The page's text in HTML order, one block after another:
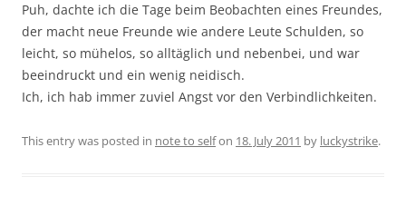
Puh, dachte ich die Tage beim Beobachten eines Freundes,
der macht neue Freunde wie andere Leute Schulden, so
leicht, so mühelos, so alltäglich und nebenbei, und war
beeindruckt und ein wenig neidisch.
Ich, ich hab immer zuviel Angst vor den Verbindlichkeiten.
This entry was posted in note to selfon 18. July 2011 by luckystrike.